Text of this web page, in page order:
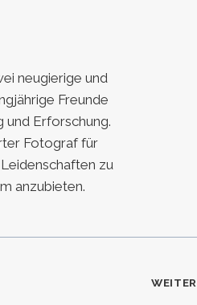
neugierige und
Freunde
und Erforschung.
Fotograf für
zu
anzubieten.
WEITER